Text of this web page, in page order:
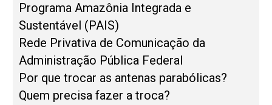
Programa Amazônia Integrada e
Sustentável (PAIS)
Rede Privativa de Comunicação da
Administração Pública Federal
Por que trocar as antenas parabólicas?
Quem precisa fazer a troca?